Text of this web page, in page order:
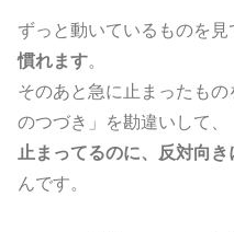
ずっと動いているものを
慣れます。
そのあと急に止まったも
のつづき」を勘違いして、
止まってるのに、反対向
んです。